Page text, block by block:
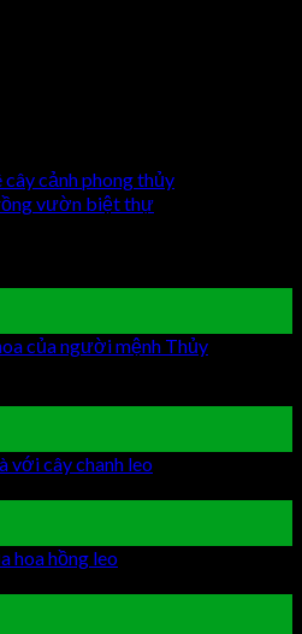
cảnh phong thủy
vườn biệt thự
của người mệnh Thủy
với cây chanh leo
hoa hồng leo